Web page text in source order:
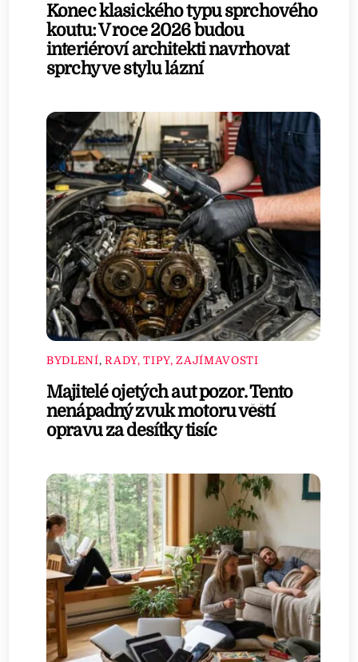
Konec klasického typu sprchového
koutu: V roce 2026 budou
interiéroví architekti navrhovat
sprchy ve stylu lázní
BYDLENÍ,RADY, TIPY, ZAJÍMAVOSTI
Majitelé ojetých aut pozor. Tento
nenápadný zvuk motoru věští
opravu za desítky tisíc